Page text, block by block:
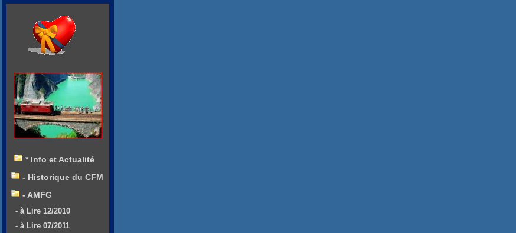
* Info et Actualité
- Historique du CFM
- AMFG
- à Lire 12/2010
- à Lire 07/2011